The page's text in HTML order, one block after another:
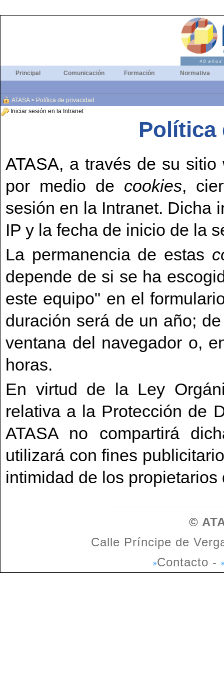
Principal Comunicación Formación Normativa
ATASA> Política de privacidad
Iniciar sesión en la Intranet
Política
ATASA, a través de su sitio
por medio de cookies,
sesión en la Intranet. Dicha
IP y la fecha de inicio de la
La permanencia de estas
depende de si se ha
este equipo" en el
duración será de un año;
ventana del navegador o,
horas.
En virtud de la Ley
relativa a la Protección de
ATASA no compartirá
utilizará con fines
intimidad de los
©
Calle Príncipe de
Contacto -